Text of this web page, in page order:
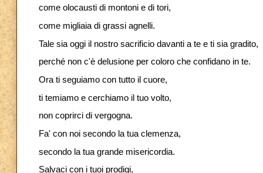
come olocausti di montoni e di tori,
come migliaia di grassi agnelli.
Tale sia oggi il nostro sacrificio davanti a te e ti sia gradito,
perché non c'è delusione per coloro che confidano in te.
Ora ti seguiamo con tutto il cuore,
ti temiamo e cerchiamo il tuo volto,
non coprirci di vergogna.
Fa' con noi secondo la tua clemenza,
secondo la tua grande misericordia.
Salvaci con i tuoi prodigi,